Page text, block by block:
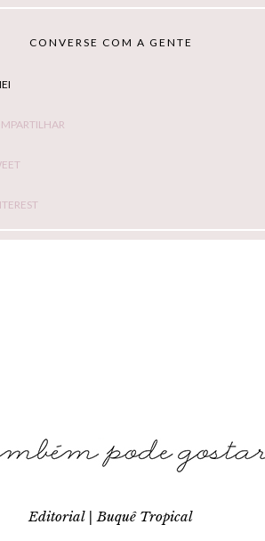
CONVERSE COM A GENTE
Editorial | Buquê Tropical